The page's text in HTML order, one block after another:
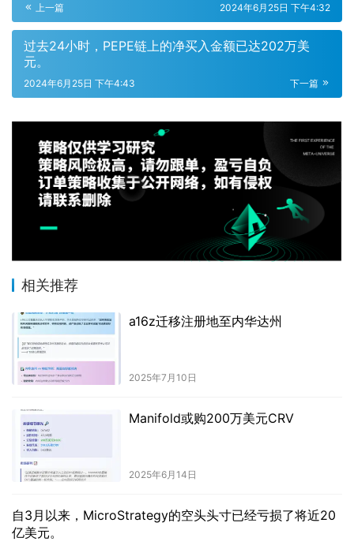
上一篇 2024年6月25日 下午4:32
过去24小时，PEPE链上的净买入金额已达202万美
元。
下一篇
2024年6月25日 下午4:43
相关推荐
a16z迁移注册地至内华达州
2025年7月10日
Manifold或购200万美元CRV
2025年6月14日
自3月以来，MicroStrategy的空头头寸已经亏损了将近20
亿美元。